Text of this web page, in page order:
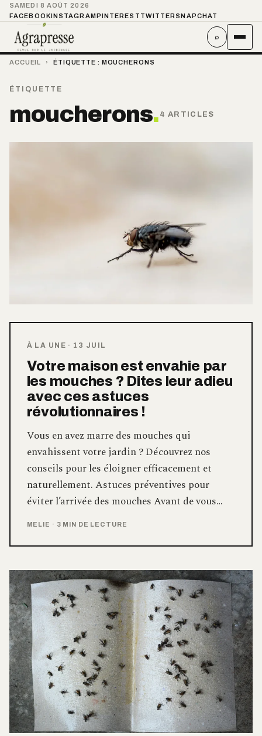
SAMEDI 8 AOÛT 2026
FACEBOOKINSTAGRAMPINTEREST TWITTER SNAPCHAT
⌕
ACCUEIL › ÉTIQUETTE : MOUCHERONS
ÉTIQUETTE
moucherons. 4 ARTICLES
À LA UNE · 13 JUIL
Votre maison est envahie par
les mouches ? Dites leur adieu
avec ces astuces
révolutionnaires !
Vous en avez marre des mouches qui
envahissent votre jardin ? Découvrez nos
conseils pour les éloigner efficacement et
naturellement. Astuces préventives pour
éviter l’arrivée des mouches Avant de vous…
MELIE · 3 MIN DE LECTURE